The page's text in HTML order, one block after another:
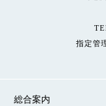
指定管
総合案内